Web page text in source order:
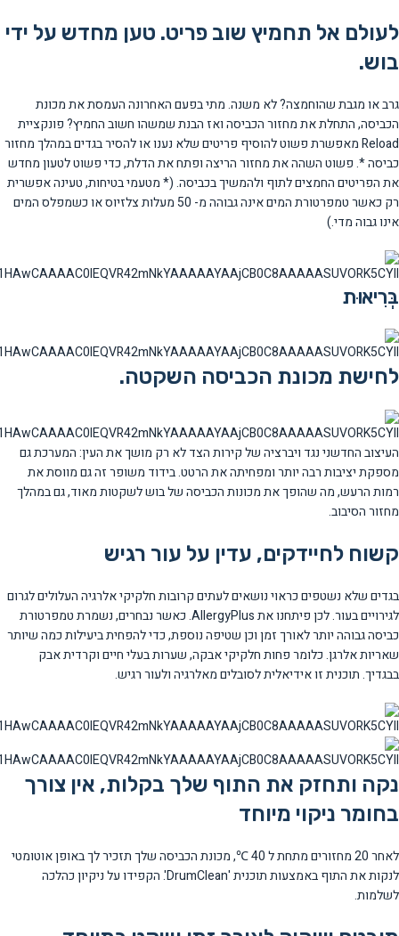
לעולם אל תחמיץ שוב פריט. טען מחדש על ידי
בוש.
גרב או מגבת שהוחמצה? לא משנה. מתי בפעם האחרונה העמסת את מכונת
הכביסה, התחלת את מחזור הכביסה ואז הבנת שמשהו חשוב החמיץ? פונקציית
Reload מאפשרת פשוט להוסיף פריטים שלא נענו או להסיר בגדים במהלך מחזור
כביסה *. פשוט השהה את מחזור הריצה ופתח את הדלת, כדי פשוט לטעון מחדש
את הפריטים החמצים לתוף ולהמשיך בכביסה. (* מטעמי בטיחות, טעינה אפשרית
רק כאשר טמפרטורת המים אינה גבוהה מ- 50 מעלות צלזיוס או כשמפלס המים
אינו גבוה מדי.)
בְּרִיאוּת
לחישת מכונת הכביסה השקטה.
העיצוב החדשני נגד ויברציה של קירות הצד לא רק מושך את העין: המערכת גם
מספקת יציבות רבה יותר ומפחיתה את הרטט. בידוד משופר זה גם מווסת את
רמות הרעש, מה שהופך את מכונות הכביסה של בוש לשקטות מאוד, גם במהלך
מחזור הסיבוב.
קשוח לחיידקים, עדין על עור רגיש
בגדים שלא נשטפים כראוי נושאים לעתים קרובות חלקיקי אלרגיה העלולים לגרום
לגירויים בעור. לכן פיתחנו את AllergyPlus. כאשר נבחרים, נשמרת טמפרטורת
כביסה גבוהה יותר לאורך זמן וכן שטיפה נוספת, כדי להפחית ביעילות כמה שיותר
שאריות אלרגן. כלומר פחות חלקיקי אבקה, שערות בעלי חיים וקרדית אבק
בבגדיך. תוכנית זו אידיאלית לסובלים מאלרגיה ולעור רגיש.
נקה ותחזק את התוף שלך בקלות, אין צורך
בחומר ניקוי מיוחד
לאחר 20 מחזורים מתחת ל 40 ℃, מכונת הכביסה שלך תזכיר לך באופן אוטומטי
לנקות את התוף באמצעות תוכנית 'DrumClean'. הקפידו על ניקיון כהלכה
לשלמות.